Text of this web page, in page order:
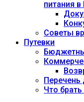
питания
Советы
Путевки
Перечень
Что